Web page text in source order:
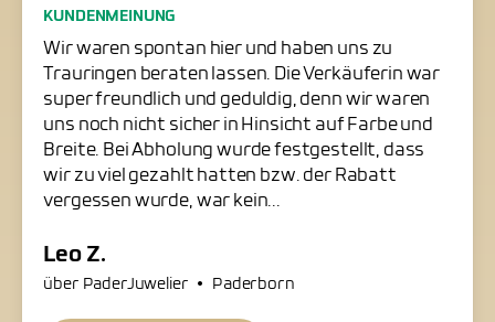
Freundliche Trauringschmiede
in Paderborn
KUNDENMEINUNG
Wir waren spontan hier und haben uns zu
Trauringen beraten lassen. Die Verkäuferin war
super freundlich und geduldig, denn wir waren
uns noch nicht sicher in Hinsicht auf Farbe und
Breite. Bei Abholung wurde festgestellt, dass
wir zu viel gezahlt hatten bzw. der Rabatt
vergessen wurde, war kein...
Leo Z.
über PaderJuwelier • Paderborn